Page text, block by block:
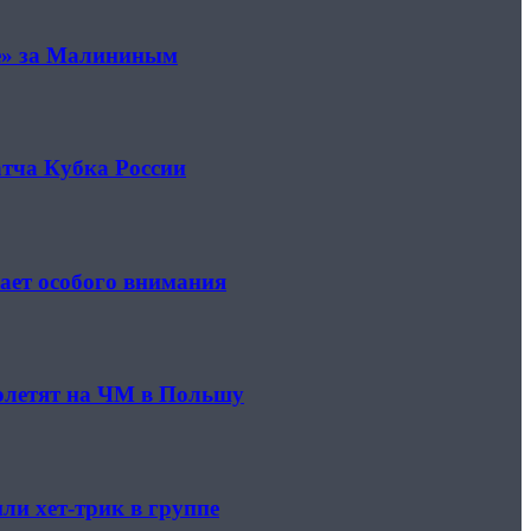
за Малининым
Кубка России
особого внимания
на ЧМ в Польшу
хет-трик в группе